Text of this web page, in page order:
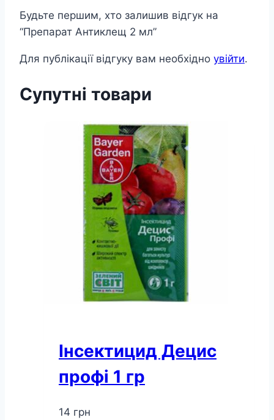
Будьте першим, хто залишив відгук на
“Препарат Антиклещ 2 мл”
Для публікації відгуку вам необхідно увійти.
Супутні товари
Інсектицид Децис
профі 1 гр
14 грн